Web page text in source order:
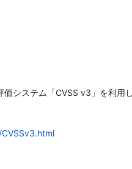
システム「CVSS v3」を利用し